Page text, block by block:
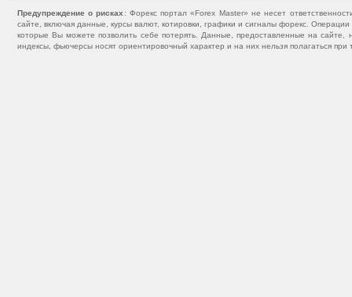
Предупреждение о рисках : Форекс портал «Forex Master» не несет
сайте, включая данные, курсы валют, котировки, графики и сигналы форекс.
которые Вы можете позволить себе потерять. Данные, предоставленные на
индексы, фьючерсы носят ориентировочный характер и на них нельзя полагаться при